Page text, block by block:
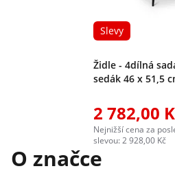
Slevy
Židle - 4dílná
sedák 46 x
2 782,00
Nejnižší cena za
slevou: 2 928,00 Kč
O značce